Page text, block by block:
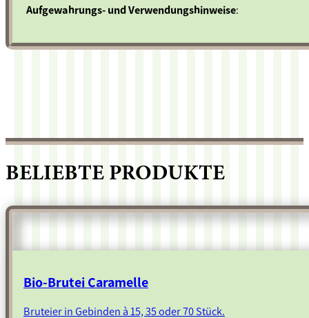
Aufgewahrungs- und Verwendungshinweise:
BELIEBTE PRODUKTE
Bio-Brutei Caramelle
Bruteier in Gebinden à 15, 35 oder 70 Stück.